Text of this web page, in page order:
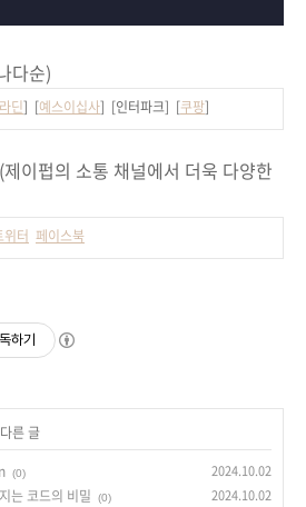
다순)
딘] [예스이십사] [인터파크] [쿠팡]
(제이펍의 소통 채널에서 더욱 다양한
위터 페이스북
하기
른 글
(0) 2024.10.02
는 코드의 비밀 (0) 2024.10.02